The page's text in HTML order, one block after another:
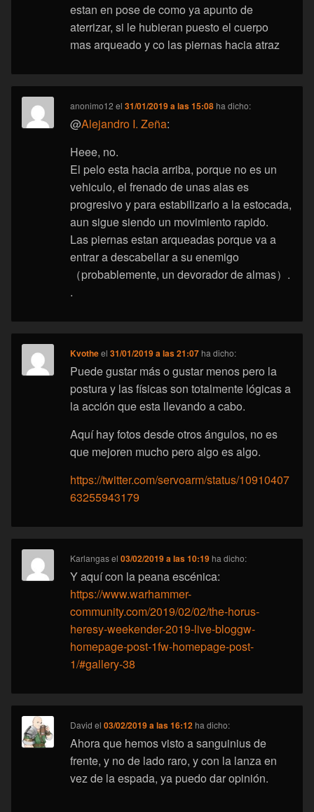
estan en pose de como ya apunto de
aterrizar, si le hubieran puesto el cuerpo
mas arqueado y co las piernas hacia atraz
anonimo12 el31/01/2019 a las 15:08 ha dicho:
@Alejandro I. Zeña:
Heee, no.
El pelo esta hacia arriba, porque no es un
vehiculo, el frenado de unas alas es
progresivo y para estabilizarlo a la estocada,
aun sigue siendo un movimiento rapido.
Las piernas estan arqueadas porque va a
entrar a descabellar a su enemigo
（probablemente, un devorador de almas）.
.
Kvotheel31/01/2019 a las 21:07 ha dicho:
Puede gustar más o gustar menos pero la
postura y las físicas son totalmente lógicas a
la acción que esta llevando a cabo.
Aquí hay fotos desde otros ángulos, no es
que mejoren mucho pero algo es algo.
https://twitter.com/servoarm/status/10910407
63255943179
Karlangasel03/02/2019 a las 10:19 ha dicho:
Y aquí con la peana escénica:
https://www.warhammer-
community.com/2019/02/02/the-horus-
heresy-weekender-2019-live-bloggw-
homepage-post-1fw-homepage-post-
1/#gallery-38
David el03/02/2019 a las 16:12 ha dicho:
Ahora que hemos visto a sanguinius de
frente, y no de lado raro, y con la lanza en
vez de la espada, ya puedo dar opinión.